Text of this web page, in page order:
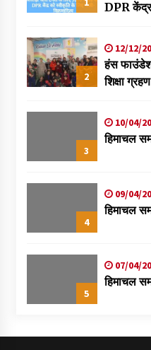
DPR केंद्र
2
12/12/
हंस
शिक्षा
3
10/04/
हिमाचल
4
09/04/
हिमाचल
5
07/04/
हिमाचल